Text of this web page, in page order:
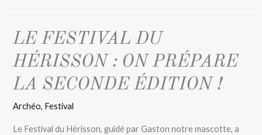
LE FESTIVAL DU
HÉRISSON : ON PRÉPARE
LA SECONDE ÉDITION !
Archéo, Festival
Le Festival du Hérisson, guidé par Gaston notre mascotte, a